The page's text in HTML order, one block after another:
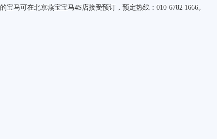
的宝马可在北京燕宝宝马4S店接受预订，预定热线： 010-6782 1666。